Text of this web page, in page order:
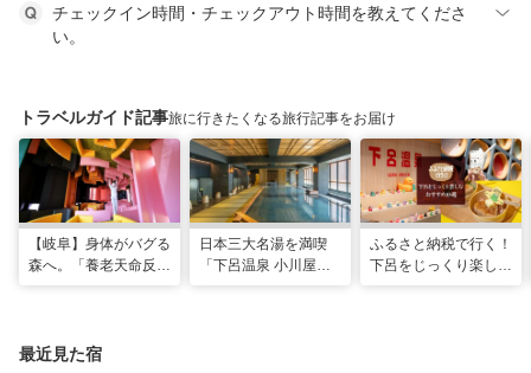
チェックイン時間・チェックアウト時間を教えてくださ
い。
トラベルガイド記事旅に行きたくなる旅行記事をお届け
【岐阜】身体がバグる
森へ。「養老天命反転
日本三大名湯を満喫
「下呂温泉 小川屋」
ふるさと納税で行く！
下呂をじっくり楽しむ
最近見た宿